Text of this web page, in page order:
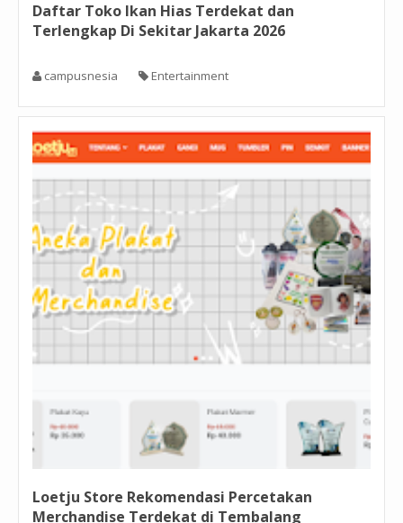
Daftar Toko Ikan Hias Terdekat dan
Terlengkap Di Sekitar Jakarta 2026
campusnesia Entertainment
Loetju Store Rekomendasi Percetakan
Merchandise Terdekat di Tembalang